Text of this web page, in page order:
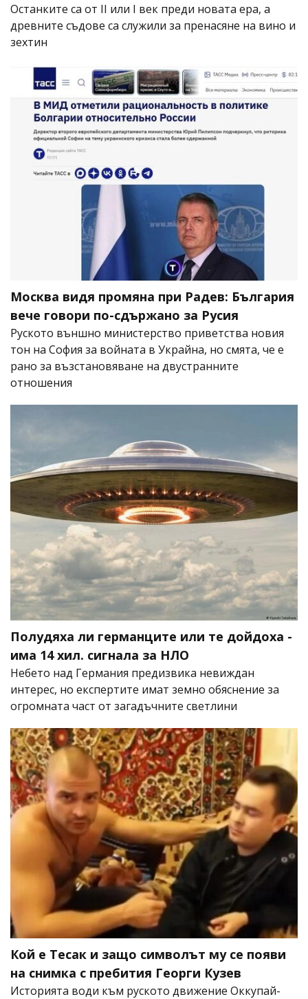
Останките са от II или I век преди новата ера, а
древните съдове са служили за пренасяне на вино и
зехтин
Москва видя промяна при Радев: България
вече говори по-сдържано за Русия
Руското външно министерство приветства новия
тон на София за войната в Украйна, но смята, че е
рано за възстановяване на двустранните
отношения
Полудяха ли германците или те дойдоха -
има 14 хил. сигнала за НЛО
Небето над Германия предизвика невиждан
интерес, но експертите имат земно обяснение за
огромната част от загадъчните светлини
Кой е Тесак и защо символът му се появи
на снимка с пребития Георги Кузев
Историята води към руското движение Оккупай-